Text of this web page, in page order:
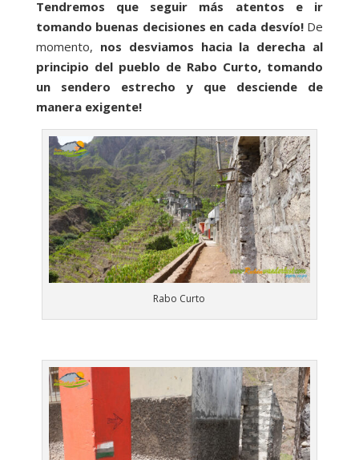
Tendremos que seguir más atentos e ir
tomando buenas decisiones en cada desvío!De
momento, nos desviamos hacia la derecha al
principio del pueblo de Rabo Curto, tomando
un sendero estrecho y que desciende de
manera exigente!
Rabo Curto